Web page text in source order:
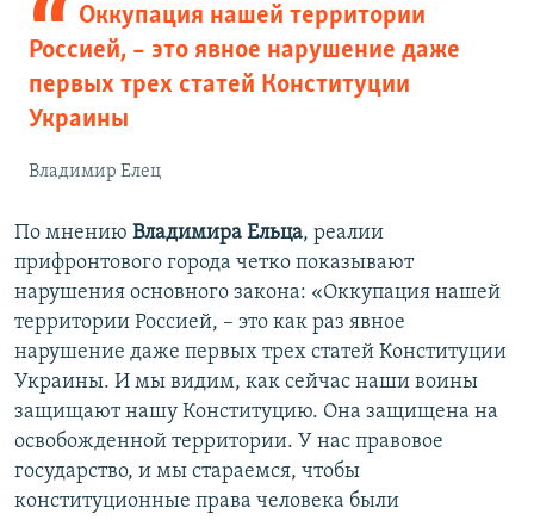
Оккупация нашей территории
Россией, – это явное нарушение даже
первых трех статей Конституции
Украины
Владимир Елец
По мнению Владимира Ельца, реалии
прифронтового города четко показывают
нарушения основного закона: «Оккупация нашей
территории Россией, – это как раз явное
нарушение даже первых трех статей Конституции
Украины. И мы видим, как сейчас наши воины
защищают нашу Конституцию. Она защищена на
освобожденной территории. У нас правовое
государство, и мы стараемся, чтобы
конституционные права человека были